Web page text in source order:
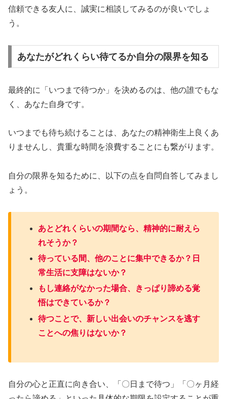
信頼できる友人に、誠実に相談してみるのが良いでしょ
う。
あなたがどれくらい待てるか自分の限界を知る
最終的に「いつまで待つか」を決めるのは、他の誰でもな
く、あなた自身です。
いつまでも待ち続けることは、あなたの精神衛生上良くあ
りませんし、貴重な時間を浪費することにも繋がります。
自分の限界を知るために、以下の点を自問自答してみまし
ょう。
あとどれくらいの期間なら、精神的に耐えら
れそうか？
待っている間、他のことに集中できるか？日
常生活に支障はないか？
もし連絡がなかった場合、きっぱり諦める覚
悟はできているか？
待つことで、新しい出会いのチャンスを逃す
ことへの焦りはないか？
自分の心と正直に向き合い、「〇日まで待つ」「〇ヶ月経